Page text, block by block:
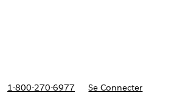
1-800-270-6977 Se Connecter